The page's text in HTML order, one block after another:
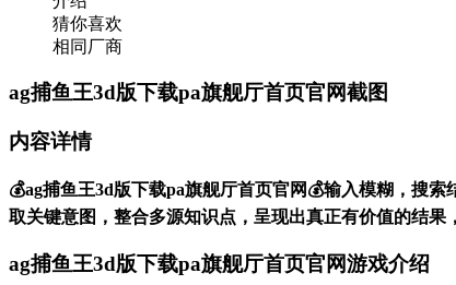
猜你喜欢
相同厂商
ag捕鱼王3d版下载pa旗舰厅首页官网截图
内容详情
💰ag捕鱼王3d版下载pa旗舰厅首页官网💰输入模糊，搜
取关键意图，整合多源知识点，呈现出真正有价值的结果
ag捕鱼王3d版下载pa旗舰厅首页官网游戏介绍